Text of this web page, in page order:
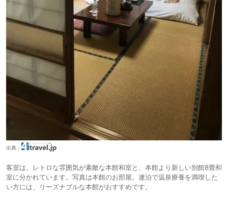
出典：
客室は、レトロな雰囲気が素敵な本館和室と、本館より新しい別館8畳和
室に分かれています。写真は本館のお部屋。連泊で温泉療養を満喫した
い方には、リーズナブルな本館がおすすめです。